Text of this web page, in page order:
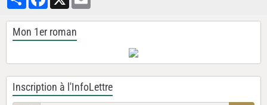
Mon 1er roman
Inscription à l'InfoLettre